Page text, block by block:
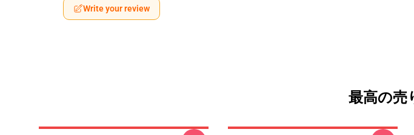
Write your review
最高の売